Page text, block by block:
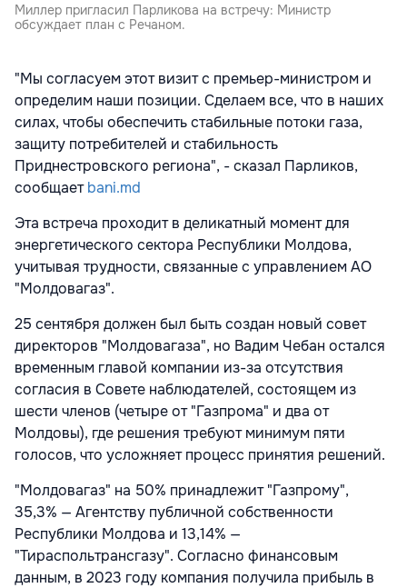
Миллер пригласил Парликова на встречу: Министр
обсуждает план с Речаном.
"Мы согласуем этот визит с премьер-министром и
определим наши позиции. Сделаем все, что в наших
силах, чтобы обеспечить стабильные потоки газа,
защиту потребителей и стабильность
Приднестровского региона", - сказал Парликов,
сообщаетbani.md
Эта встреча проходит в деликатный момент для
энергетического сектора Республики Молдова,
учитывая трудности, связанные с управлением АО
"Молдовагаз".
25 сентября должен был быть создан новый совет
директоров "Молдовагаза", но Вадим Чебан остался
временным главой компании из-за отсутствия
согласия в Совете наблюдателей, состоящем из
шести членов (четыре от "Газпрома" и два от
Молдовы), где решения требуют минимум пяти
голосов, что усложняет процесс принятия решений.
"Молдовагаз" на 50% принадлежит "Газпрому",
35,3% — Агентству публичной собственности
Республики Молдова и 13,14% —
"Тираспольтрансгазу". Согласно финансовым
данным, в 2023 году компания получила прибыль в